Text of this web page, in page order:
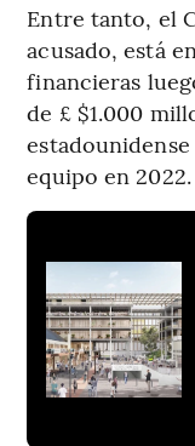
Entre tanto, el
acusado, está
financieras
de £ $1.000
equipo en 2022.